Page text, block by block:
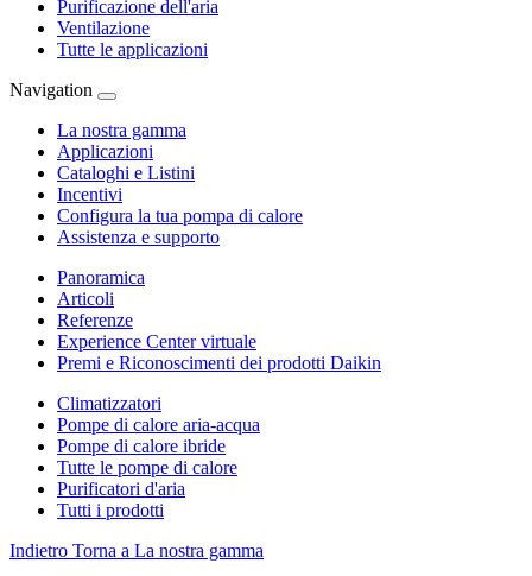
Purificazione dell'aria
Ventilazione
Tutte le applicazioni
Navigation
La nostra gamma
Applicazioni
Cataloghi e Listini
Incentivi
Configura la tua pompa di calore
Assistenza e supporto
Panoramica
Articoli
Referenze
Experience Center virtuale
Premi e Riconoscimenti dei prodotti Daikin
Climatizzatori
Pompe di calore aria-acqua
Pompe di calore ibride
Tutte le pompe di calore
Purificatori d'aria
Tutti i prodotti
Indietro Torna a La nostra gamma